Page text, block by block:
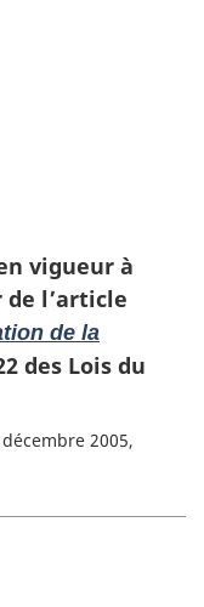
vigueur à
l’article
de la
des Lois du
2005,